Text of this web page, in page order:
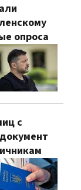
опроса
с